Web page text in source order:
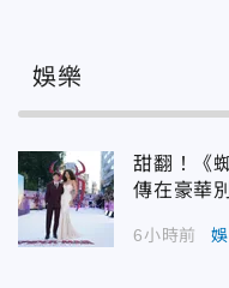
娛樂
甜翻！《
傳在豪華
6小時前